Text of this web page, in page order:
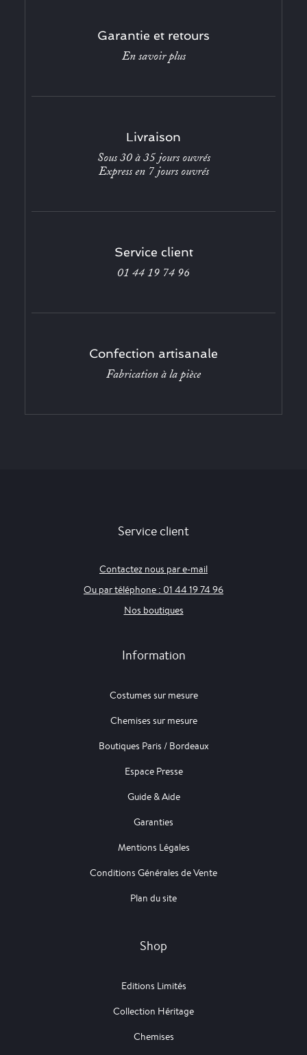
Garantie et retours
En savoir plus
Livraison
Sous 30 à 35 jours ouvrés
Express en 7 jours ouvrés
Service client
01 44 19 74 96
Confection artisanale
Fabrication à la pièce
Service client
Contactez nous par e-mail
Ou par téléphone : 01 44 19 74 96
Nos boutiques
Information
Costumes sur mesure
Chemises sur mesure
Boutiques Paris / Bordeaux
Espace Presse
Guide & Aide
Garanties
Mentions Légales
Conditions Générales de Vente
Plan du site
Shop
Editions Limités
Collection Héritage
Chemises